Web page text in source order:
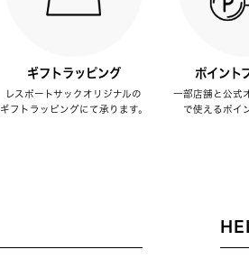
ギフトラッピング
レスポートサックオリジナルの
ギフトラッピングにて承ります。
ポイント
一部店舗と公式
で使えるポイ